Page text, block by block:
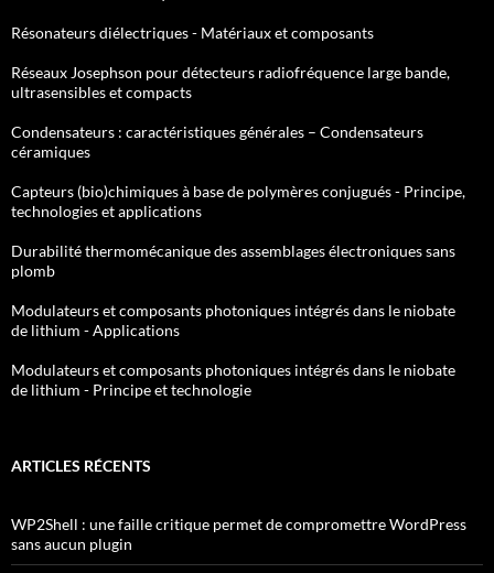
Résonateurs diélectriques - Matériaux et composants
Réseaux Josephson pour détecteurs radiofréquence large bande,
ultrasensibles et compacts
Condensateurs : caractéristiques générales – Condensateurs
céramiques
Capteurs (bio)chimiques à base de polymères conjugués - Principe,
technologies et applications
Durabilité thermomécanique des assemblages électroniques sans
plomb
Modulateurs et composants photoniques intégrés dans le niobate
de lithium - Applications
Modulateurs et composants photoniques intégrés dans le niobate
de lithium - Principe et technologie
ARTICLES RÉCENTS
WP2Shell : une faille critique permet de compromettre WordPress
sans aucun plugin